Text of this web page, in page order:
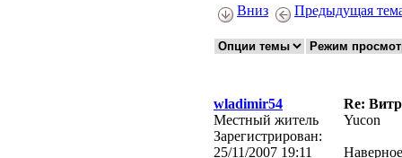
Вниз Предыдущая
wladimir54
Re:
Местный житель
Зарегистрирован:
25/11/2007 19:11
Yucon